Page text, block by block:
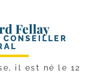
Fellay
CONSEILLER
il est né le 12